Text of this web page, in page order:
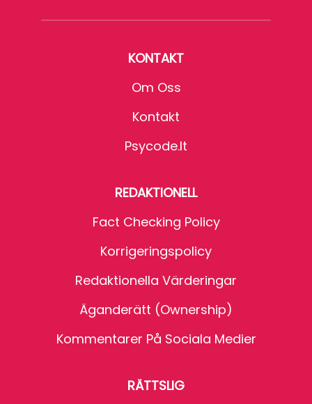
KONTAKT
Om Oss
Kontakt
Psycode.it
REDAKTIONELL
Fact Checking Policy
Korrigeringspolicy
Redaktionella Värderingar
Äganderätt (Ownership)
Kommentarer På Sociala Medier
RÄTTSLIG